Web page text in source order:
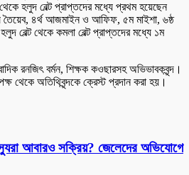
হলুদ বেল্ট প্রাপ্তদের মধ্যে প্রথম হয়েছেন
তৈয়েব, ৪র্থ আজমাইন ও আফিফ, ৫ম মাইশা, ৬ষ্ঠ
বেল্ট থেকে কমলা বেল্ট প্রাপ্তদের মধ্যে ১ম
রনজিৎ বর্মন, শিক্ষক কওছারসহ অভিভাবকবৃন্দ।
থেকে অতিথিবৃন্দকে ক্রেস্ট প্রদান করা হয়।
আবারও সক্রিয়? জেলেদের অভিযোগে